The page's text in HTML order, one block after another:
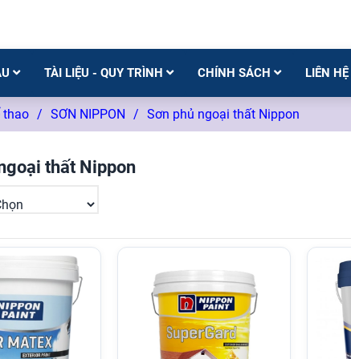
TÀI LIỆU - QUY TRÌNH CHÍNH SÁCH LIÊN HỆ
thao / SƠN NIPPON / Sơn phủ ngoại thất Nippon
thất Nippon